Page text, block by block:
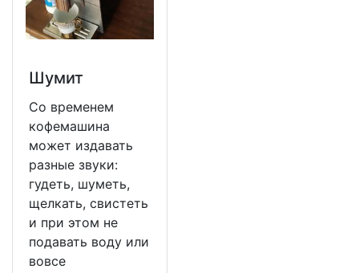
Шумит
Со временем
кофемашина
может издавать
разные звуки:
гудеть, шуметь,
щелкать, свистеть
и при этом не
подавать воду или
вовсе